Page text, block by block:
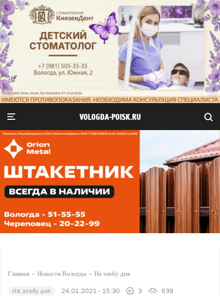
VOLOGDA-POISK.RU
Главная Новости Вологды На злобу дня
На злобу дня 24.01.2021 - 15:30 3 639